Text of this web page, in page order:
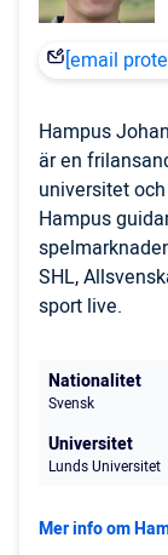
[email
Hampus
är en
universitet
Hampus
SHL,
sport live.
Nationalitet
Svensk
Universitet
Lunds Universitet
Mer info om